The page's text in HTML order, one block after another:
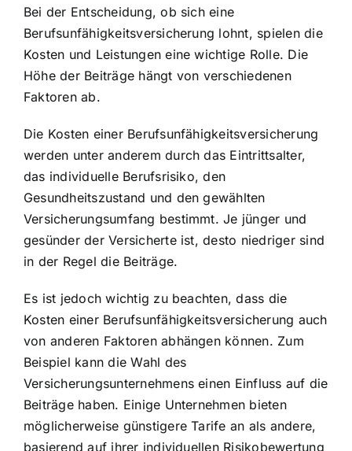
Bei der Entscheidung, ob sich eine
Berufsunfähigkeitsversicherung lohnt, spielen die
Kosten und Leistungen eine wichtige Rolle. Die
Höhe der Beiträge hängt von verschiedenen
Faktoren ab.
Die Kosten einer Berufsunfähigkeitsversicherung
werden unter anderem durch das Eintrittsalter,
das individuelle Berufsrisiko, den
Gesundheitszustand und den gewählten
Versicherungsumfang bestimmt. Je jünger und
gesünder der Versicherte ist, desto niedriger sind
in der Regel die Beiträge.
Es ist jedoch wichtig zu beachten, dass die
Kosten einer Berufsunfähigkeitsversicherung auch
von anderen Faktoren abhängen können. Zum
Beispiel kann die Wahl des
Versicherungsunternehmens einen Einfluss auf die
Beiträge haben. Einige Unternehmen bieten
möglicherweise günstigere Tarife an als andere,
basierend auf ihrer individuellen Risikobewertung